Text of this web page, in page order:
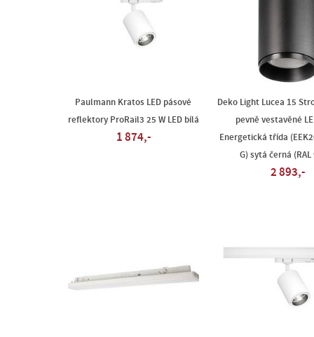
Paulmann Kratos LED pásové
reflektory ProRail3 25 W LED bílá
1 874,-
Deko Light Lucea 15
pevně vestavěné
Energetická třída
G) sytá černá (RAL
2 893,-